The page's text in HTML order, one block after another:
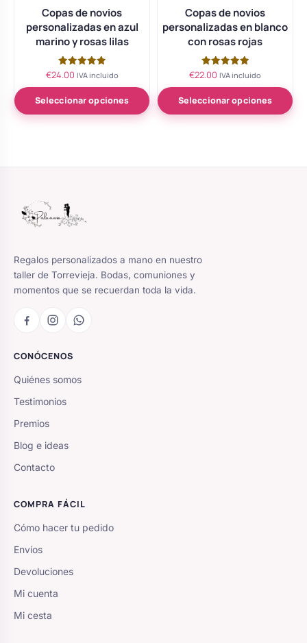
Copas de novios
personalizadas en azul
marino y rosas lilas
Valorado
5.00
de 5
€24.00 IVA incluido
Seleccionar opciones
Copas de novios
personalizadas en blanco
con rosas rojas
Valorado
5.00
de 5
€22.00 IVA incluido
Seleccionar opciones
Regalos personalizados a mano en nuestro
taller de Torrevieja. Bodas, comuniones y
momentos que se recuerdan toda la vida.
CONÓCENOS
Quiénes somos
Testimonios
Premios
Blog e ideas
Contacto
COMPRA FÁCIL
Cómo hacer tu pedido
Envíos
Devoluciones
Mi cuenta
Mi cesta